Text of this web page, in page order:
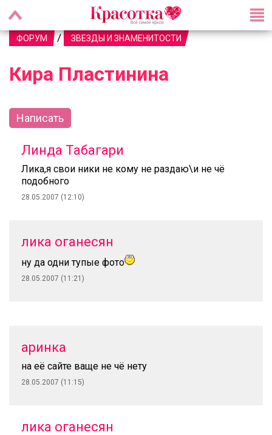
ФОРУМ / ЗВЕЗДЫ И ЗНАМЕНИТОСТИ
Кира Пластинина
Написать
Линда Табагари
Лика,я свои ники не кому не раздаю\и не чё
подобного
28.05.2007 (12:10)
лика оганесян
ну да одни тупые фото
28.05.2007 (11:21)
аринка
на её сайте ваще не чё нету
28.05.2007 (11:15)
лика оганесян